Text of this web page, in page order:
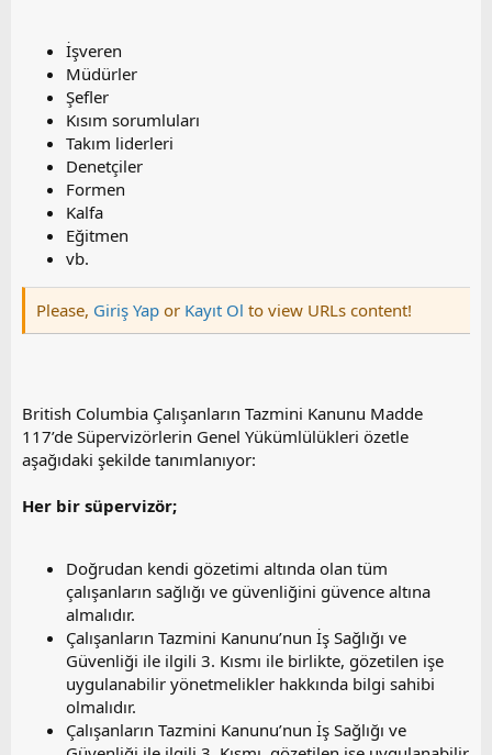
İşveren
Müdürler
Şefler
Kısım sorumluları
Takım liderleri
Denetçiler
Formen
Kalfa
Eğitmen
vb.
Please, Giriş Yap or Kayıt Ol to view URLs content!
British Columbia Çalışanların Tazmini Kanunu Madde
117’de Süpervizörlerin Genel Yükümlülükleri özetle
aşağıdaki şekilde tanımlanıyor:
Her bir süpervizör;
Doğrudan kendi gözetimi altında olan tüm
çalışanların sağlığı ve güvenliğini güvence altına
almalıdır.
Çalışanların Tazmini Kanunu’nun İş Sağlığı ve
Güvenliği ile ilgili 3. Kısmı ile birlikte, gözetilen işe
uygulanabilir yönetmelikler hakkında bilgi sahibi
olmalıdır.
Çalışanların Tazmini Kanunu’nun İş Sağlığı ve